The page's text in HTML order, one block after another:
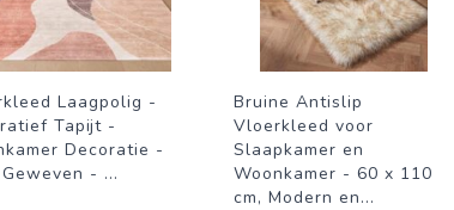
Laagpolig -
Tapijt -
Decoratie -
- ...
Bruine Antislip
Vloerkleed voor
Slaapkamer en
Woonkamer - 60 x 110
cm, Modern en...